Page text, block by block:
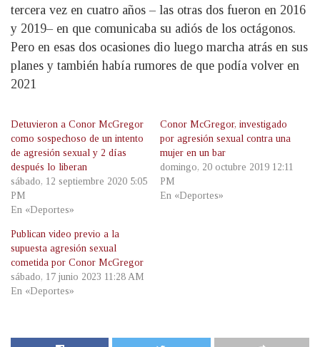
tercera vez en cuatro años – las otras dos fueron en 2016
y 2019– en que comunicaba su adiós de los octágonos.
Pero en esas dos ocasiones dio luego marcha atrás en sus
planes y también había rumores de que podía volver en
2021
Detuvieron a Conor McGregor
como sospechoso de un intento
de agresión sexual y 2 días
después lo liberan
sábado, 12 septiembre 2020 5:05
PM
En «Deportes»
Conor McGregor, investigado
por agresión sexual contra una
mujer en un bar
domingo, 20 octubre 2019 12:11
PM
En «Deportes»
Publican video previo a la
supuesta agresión sexual
cometida por Conor McGregor
sábado, 17 junio 2023 11:28 AM
En «Deportes»